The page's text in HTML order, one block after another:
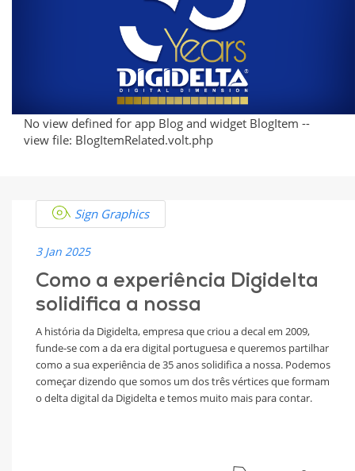
No view defined for app Blog and widget BlogItem --
view file: BlogItemRelated.volt.php
Sign Graphics
3 Jan 2025
Como a experiência Digidelta
solidifica a nossa
A história da Digidelta, empresa que criou a decal em 2009,
funde-se com a da era digital portuguesa e queremos partilhar
como a sua experiência de 35 anos solidifica a nossa. Podemos
começar dizendo que somos um dos três vértices que formam
o delta digital da Digidelta e temos muito mais para contar.
Innovation